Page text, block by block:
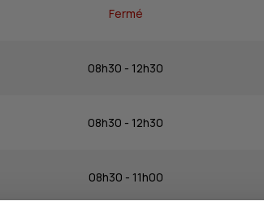
Fermé
08h30 - 12h30
08h30 - 12h30
08h30 - 11h00